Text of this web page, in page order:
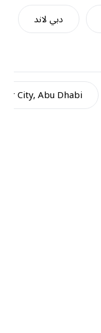
دبي لاند
City, Abu Dhabi